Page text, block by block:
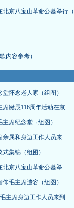
京八宝山革命公墓举行（
内容参考）
怀念老人家（组图）
诞辰116周年活动在京
席纪念堂（组图）
亲属和身边工作人员来
集锦（组图）
北京八宝山革命公墓举
毛主席遗容（组图）
主席身边工作人员来到